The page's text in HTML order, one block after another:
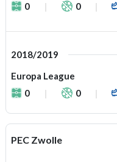
0 0
2018/2019
Europa League
0
0
PEC Zwolle